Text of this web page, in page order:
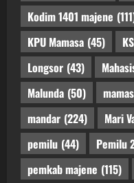
Kodim 1401 majene
KPU Mamasa (45)
Longsor (43)
Malunda (50)
mandar (224) Mari
pemilu (44) Pemilu
pemkab majene (115)